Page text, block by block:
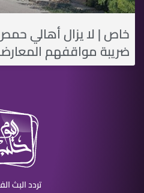
خاص | لا يزال أهالي
ضريبة مواقفهم
تردد البث